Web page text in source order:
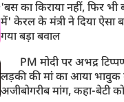
'बस का किराया नहीं, फिर भी
में' केरल के मंत्री ने दिया ऐसा
गया बड़ा बवाल
PM मोदी पर अभद्र
लड़की की मां का आया भावुक
अजीबोगरीब मांग, कहा-बेटी को